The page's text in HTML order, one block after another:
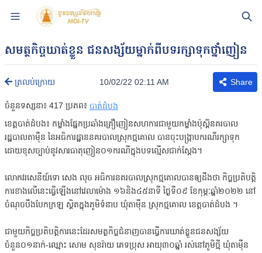
សមត្ថកិច្ចឃាត់ខ្លួន ជនសង្ស័យម្នាក់ពីបទរក្សាទុកថ្នាំញៀន
ត្រលប់ក្រោយ 10/02/22 02:11 AM Share
ចំនួនទស្សនា៖ 417 ប្រភព៖ បាត់ដំបង
ខេត្តបាត់ដំបង៖ កម្លាំងផ្នែកប្រឆាំងគ្រឿញៀនសហការជាមួយកម្លាំងប៉ុស្តិ៍នគរបាល
រដ្ឋបាលតាម៉ឺន នៃអធិការដ្ឋាននគរបាលស្រុកថ្មគោល បានចុះបង្រ្កាបករណីរក្សាទុក
ដោយខុសច្បាប់នូវសារធាតុញៀន០១ករណីក្នុងបទល្មើសជាក់ស្តែង។
លោកវរសេនីយ៍ទោ សេង លុច អធិការនគរបាលស្រុកថ្មគោលបានឲ្យដឹងថា កិច្ចប្រតិបត្តិ
ការខាងលើនេះធ្វើឡើងនៅវេលាម៉ោង ១៦និង៤៥នាទី ថ្ងៃទី០៩ ខែកុម្ភៈឆ្នាំ២០២២ នៅ
ចំណុចបឹងបែកក្រឡ ស្ថិតក្នុងភូមិទំនាប ឃុំតាម៉ឺន ស្រុកថ្មគោល ខេត្តបាត់ដំបង ។
ជាមួយកិច្ចប្រតិបត្តិការនេះដែរសមត្ថកិច្ចជំនាញបានធ្វើការឃាត់ខ្លួនជនសង្ស័យ
ចំនួន០១នាក់-ឈ្មោះ សោម សុខរ៉ាយ ភេទប្រុស អាយុ៣០ឆ្នាំ រស់នៅភូមិថ្មី ឃុំតាម៉ឺន